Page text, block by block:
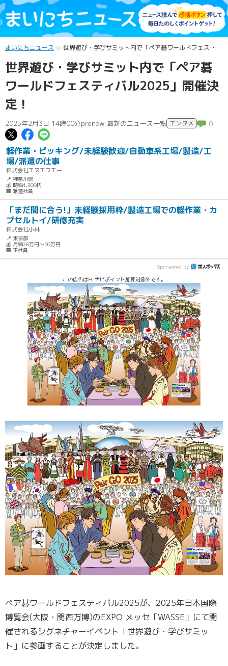
まいにちニュース 世界遊び・学びサミット内で「ペア碁ワールドフェスティバル2025」開催決定！
世界遊び・学びサミット内で「ペア碁
ワールドフェスティバル2025」開催決
定！
2025年2月3日 14時00分prenew 最新のニュース一覧 エンタメ 0
この記事についてポスト
この記事についてFacebookでシェ
軽作業・ピッキング/未経験歓迎/自動車系工場/製造/工
場/派遣の仕事
株式会社エヌエフエー
📍 神奈川県
💰 時給1,300円
🏢 派遣社員
「まだ間に合う!」未経験採用枠/製造工場での軽作業・カ
プセルトイ/研修充実
株式会社小林
📍 東京都
💰 月給28万円～50万円
🏢 正社員
Sponsored by
この広告はECナビポイント加算対象外です。
ペア碁ワールドフェスティバル2025が、2025年日本国際
博覧会(大阪・関西万博)のEXPO メッセ「WASSE」にて開
催されるシグネチャーイベント「世界遊び・学びサミッ
ト」に参画することが決定しました。